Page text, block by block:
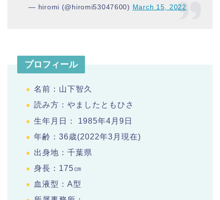
— hiromi (@hiromi53047600) March 15, 2022
プロフィール
名前：山下智久
読み方：やましたともひさ
生年月日： 1985年4月9日
年齢：36歳(2022年3月現在)
出身地：千葉県
身長：175㎝
血液型：A型